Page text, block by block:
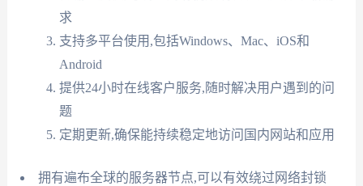
求
支持多平台使用,包括Windows、Mac、iOS和
Android
提供24小时在线客户服务,随时解决用户遇到的问
题
定期更新,确保能持续稳定地访问国内网站和应用
拥有遍布全球的服务器节点,可以有效绕过网络封锁